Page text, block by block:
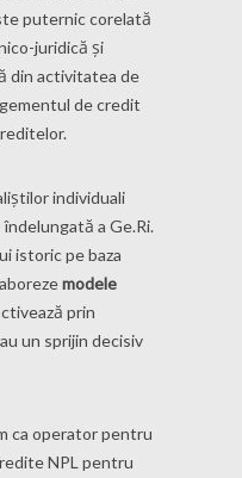
puternic corelată
juridică și
din activitatea de
de credit
individuali
a Ge.Ri.
istoric pe baza
modele
prin
un sprijin decisiv
ca operator pentru
NPL pentru